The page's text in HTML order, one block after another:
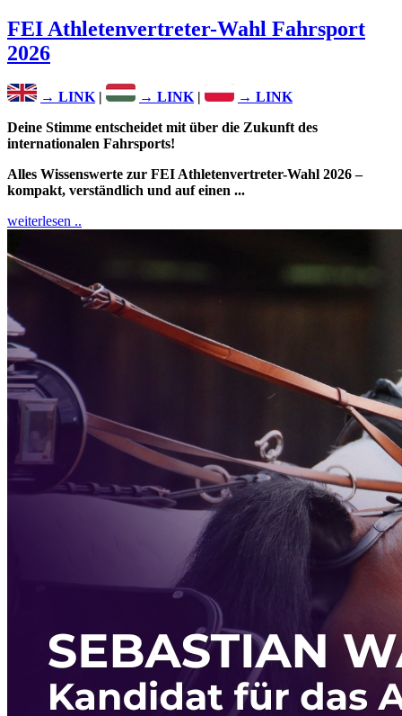
FEI Athletenvertreter-Wahl Fahrsport
2026
→ LINK | → LINK |
→ LINK
Deine Stimme entscheidet mit über die Zukunft des
internationalen Fahrsports!
Alles Wissenswerte zur FEI Athletenvertreter-Wahl 2026 –
kompakt, verständlich und auf einen ...
weiterlesen ..